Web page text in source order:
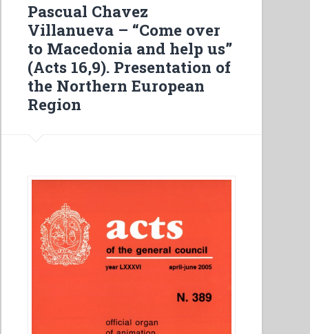
nell’Ottocento”
Pascual Chavez
Villanueva – “Come over
to Macedonia and help us”
(Acts 16,9). Presentation of
the Northern European
Region